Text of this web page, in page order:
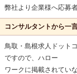
弊社より企業様へ応募
コンサルタントから一
鳥取・島根求人ドット
ですので、ハロー
ワークに掲載されてい